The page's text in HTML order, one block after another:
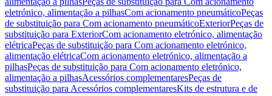
eletrónico, alimentação a pilhasCom acionamento pneumáticoPeças
de substituição para Com acionamento pneumáticoExteriorPeças de
substituição para ExteriorCom acionamento eletrónico, alimentação
elétricaPeças de substituição para Com acionamento eletrónico,
alimentação elétricaCom acionamento eletrónico, alimentação a
pilhasPeças de substituição para Com acionamento eletrónico,
alimentação a pilhasAcessórios complementaresPeças de
substituição para Acessórios complementaresKits de estrutura e de